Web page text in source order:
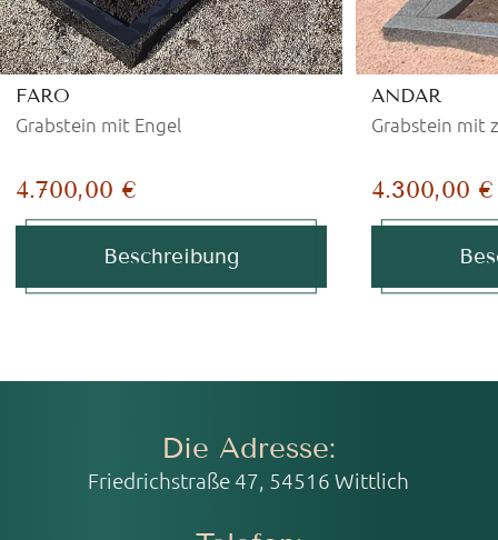
FARO
Grabstein mit Engel
4.700,00 €
Beschreibung
ANDAR
Grabstein mit
4.300,00 €
Die Adresse:
Friedrichstraße 47, 54516 Wittlich